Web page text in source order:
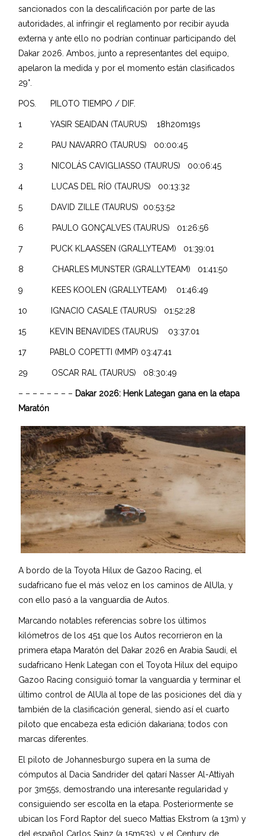
sancionados con la descalificación por parte de las
autoridades, al infringir el reglamento por recibir ayuda
externa y ante ello no podrían continuar participando del
Dakar 2026. Ambos, junto a representantes del equipo,
apelaron la medida y por el momento están clasificados
29°.
POS. PILOTO TIEMPO / DIF.
1 YASIR SEAIDAN (TAURUS) 18h20m19s
2 PAU NAVARRO (TAURUS) 00:00:45
3 NICOLÁS CAVIGLIASSO (TAURUS) 00:06:45
4 LUCAS DEL RÍO (TAURUS) 00:13:32
5 DAVID ZILLE (TAURUS) 00:53:52
6 PAULO GONÇALVES (TAURUS) 01:26:56
7 PUCK KLAASSEN (GRALLYTEAM) 01:39:01
8 CHARLES MUNSTER (GRALLYTEAM) 01:41:50
9 KEES KOOLEN (GRALLYTEAM) 01:46:49
10 IGNACIO CASALE (TAURUS) 01:52:28
15 KEVIN BENAVIDES (TAURUS) 03:37:01
17 PABLO COPETTI (MMP) 03:47:41
29 OSCAR RAL (TAURUS) 08:30:49
– – – – – – – – Dakar 2026: Henk Lategan gana en la etapa
Maratón
A bordo de la Toyota Hilux de Gazoo Racing, el
sudafricano fue el más veloz en los caminos de AlUla, y
con ello pasó a la vanguardia de Autos.
Marcando notables referencias sobre los últimos
kilómetros de los 451 que los Autos recorrieron en la
primera etapa Maratón del Dakar 2026 en Arabia Saudí, el
sudafricano Henk Lategan con el Toyota Hilux del equipo
Gazoo Racing consiguió tomar la vanguardia y terminar el
último control de AlUla al tope de las posiciones del día y
también de la clasificación general, siendo así el cuarto
piloto que encabeza esta edición dakariana; todos con
marcas diferentes.
El piloto de Johannesburgo supera en la suma de
cómputos al Dacia Sandrider del qatarí Nasser Al-Attiyah
por 3m55s, demostrando una interesante regularidad y
consiguiendo ser escolta en la etapa. Posteriormente se
ubican los Ford Raptor del sueco Mattias Ekstrom (a 13m) y
del español Carlos Sainz (a 15m53s), y el Century de